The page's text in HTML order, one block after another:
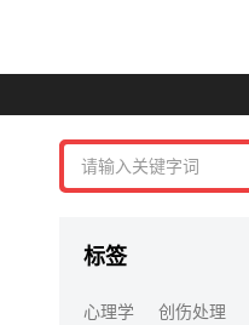
标签
心理学 创伤处理